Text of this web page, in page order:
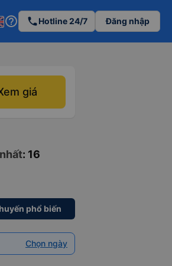
help_outline phoneHotline 24/7 Đăng nhập
giá
: 16
phổ biến
Chọn ngày